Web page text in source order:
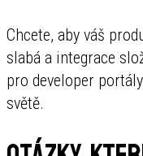
Chcete, aby váš
slabá a integrace
pro developer
světě.